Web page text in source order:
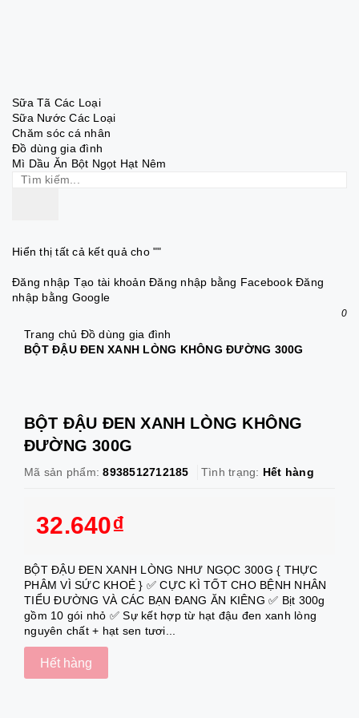
Sữa Tã Các Loại
Sữa Nước Các Loại
Chăm sóc cá nhân
Đồ dùng gia đình
Mì Dầu Ăn Bột Ngọt Hạt Nêm
Hiển thị tất cả kết quả cho ""
Đăng nhập Tạo tài khoản Đăng nhập bằng Facebook Đăng
nhập bằng Google
0
Trang chủ Đồ dùng gia đình
BỘT ĐẬU ĐEN XANH LÒNG KHÔNG ĐƯỜNG 300G
BỘT ĐẬU ĐEN XANH LÒNG KHÔNG
ĐƯỜNG 300G
Mã sản phẩm: 8938512712185 Tình trạng: Hết hàng
32.640₫
BỘT ĐẬU ĐEN XANH LÒNG NHƯ NGỌC 300G { THỰC
PHÂM VÌ SỨC KHOẺ } ✅ CỰC KÌ TỐT CHO BỆNH NHÂN
TIỂU ĐƯỜNG VÀ CÁC BẠN ĐANG ĂN KIÊNG ✅ Bịt 300g
gồm 10 gói nhỏ ✅ Sự kết hợp từ hạt đậu đen xanh lòng
nguyên chất + hạt sen tươi...
Hết hàng